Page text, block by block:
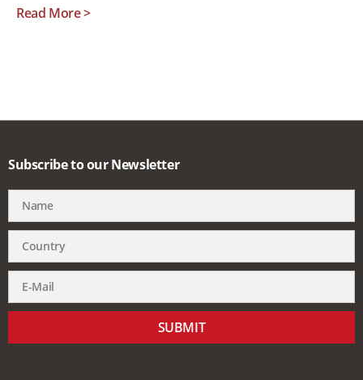
Read More >
Subscribe to our Newsletter
SUBMIT